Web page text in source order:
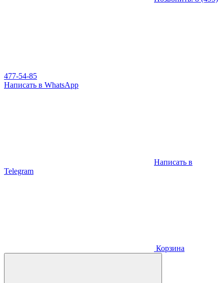
477-54-85
Написать в WhatsApp
Написать в
Telegram
Корзина